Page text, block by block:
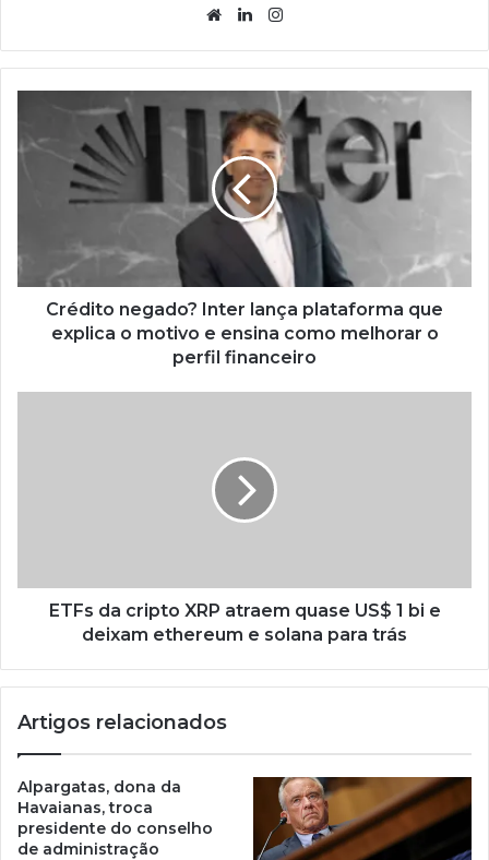
WebsiteLinkedin
Crédito negado? Inter lança plataforma que
explica o motivo e ensina como melhorar o
perfil financeiro
ETFs da cripto XRP atraem quase US$ 1 bi e
deixam ethereum e solana para trás
Artigos relacionados
Alpargatas, dona da
Havaianas, troca
presidente do conselho
de administração